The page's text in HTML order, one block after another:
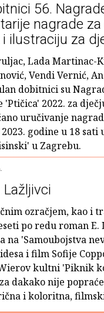
56.
nagrade
ilustraciju za
Lada Martinac-
Vendi Vernić,
dobitnici su
'Ptičica' 2022. za
uručivanje
godine u 18
u Zagrebu.
Lažljivci
ozračjem, kao i
po redu roman E.
na 'Samoubojstva
i film Sofije
kultni 'Piknik
dakako nije
i koloritna,